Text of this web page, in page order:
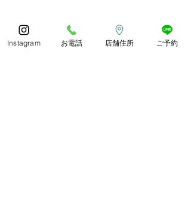
今年もありがとうござい
Instagram お電話 店舗住所 ご予約